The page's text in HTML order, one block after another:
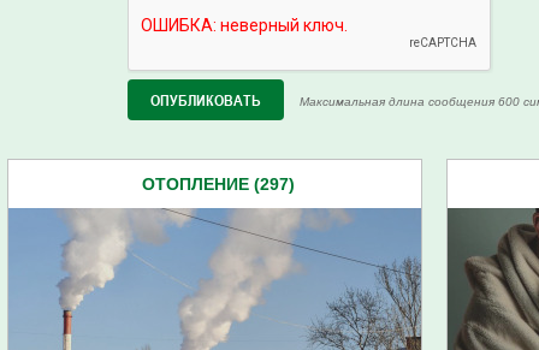
Максимальная длина сообщения 600
ОТОПЛЕНИЕ (297)